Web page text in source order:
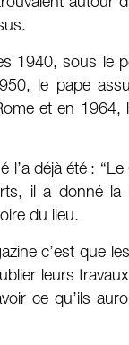
1940, sous le
le pape
et en
l’a déjà été :
il a donné la
du lieu.
c’est que
leurs
ce qu’ils